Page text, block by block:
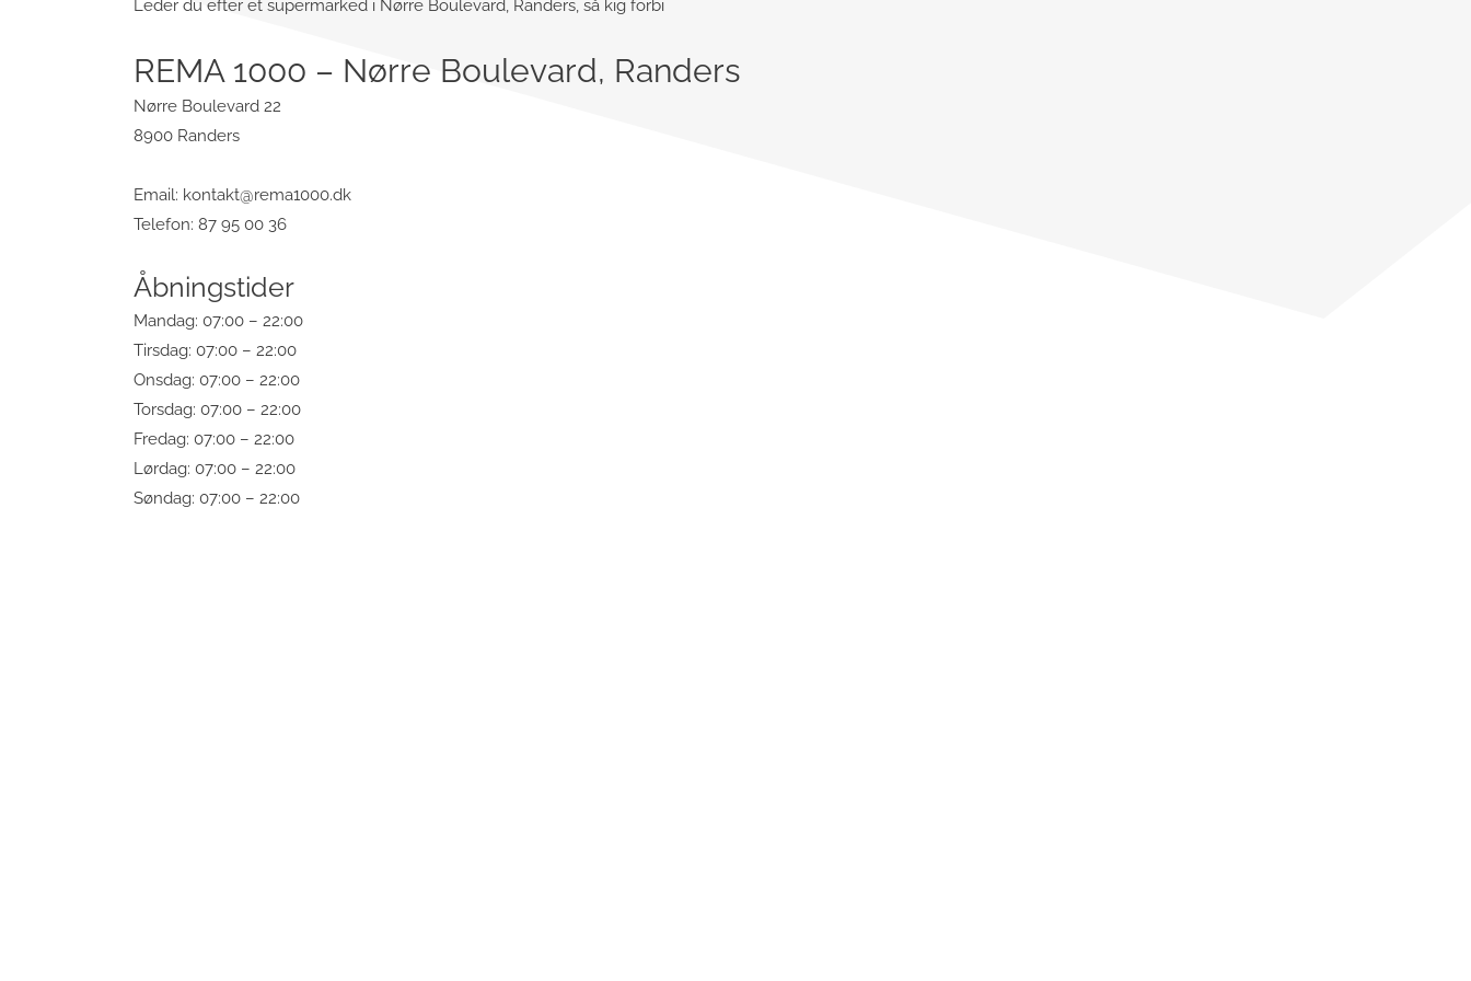
Leder du efter et supermarked i Nørre Boulevard, Randers, så kig forbi
REMA 1000 – Nørre Boulevard, Randers
Nørre Boulevard 22
8900 Randers
Email: kontakt@rema1000.dk
Telefon: 87 95 00 36
Åbningstider
Mandag: 07:00 – 22:00
Tirsdag: 07:00 – 22:00
Onsdag: 07:00 – 22:00
Torsdag: 07:00 – 22:00
Fredag: 07:00 – 22:00
Lørdag: 07:00 – 22:00
Søndag: 07:00 – 22:00